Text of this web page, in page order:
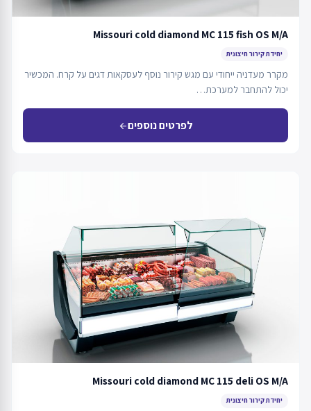
Missouri cold diamond MC 115 fish OS M/A
יחידת קירור חיצונית
מקרר מעדניה ייחודי עם מגש קירור נוסף לעסקאות דגים על קרח. המכשיר
יכול להתחבר למערכת…
לפרטים נוספיםarrow_back
Missouri cold diamond MC 115 deli OS M/A
יחידת קירור חיצונית